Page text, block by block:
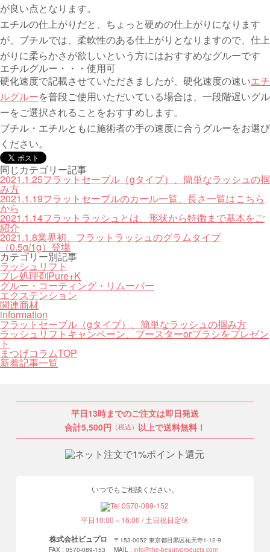
が良い点となります。
エチルの仕上がりだと、ちょっと硬めの仕上がりになります
が、ブチルでは、柔軟性のある仕上がりとなりますので、仕上
がりに柔らかさが欲しいという方にはおすすめなグルーです
エチルグルー・・・使用可
硬化速度で記載させていただきましたが、硬化速度の速いエチ
ルグルーを普段ご使用いただいている場合は、一段階遅いグル
ーをご選択されることをおすすめします。
ブチル・エチルともに施術者の手の速度に合うグルーをお選び
ください。
同じカテゴリー記事
2021.1.25フラットセーブル（gタイプ）、簡単なラッシュの掴
み方
2021.1.19フラットセーブルのカール一覧、長さ一覧はこちら
から
2021.1.14フラットラッシュとは、形状から特徴まで基本をご
紹介
2021.1.8業界初、フラットラッシュのグラムタイプ
（0.5g/1g）登場
カテゴリー別記事
ラッシュリフト
プレ処理剤Pure+K
グルー・コーティング・リムーバー
エクステンション
関連商材
information
フラットセーブル（gタイプ）、簡単なラッシュの掴み方
ラッシュリフトキャンペーン、ブースターorブラシをプレゼン
ト
まつげコラムTOP
新着記事一覧
平日13時までのご注文は即日発送
合計5,500円 （税込） 以上で送料無料！
いつでもご相談ください。
平日10:00～16:00 / 土日祝日定休
株式会社ビュプロ
〒153-0052 東京都目黒区祐天寺1-12-9
FAX : 0570-089-153
MAIL : info@the-beautyproducts.com